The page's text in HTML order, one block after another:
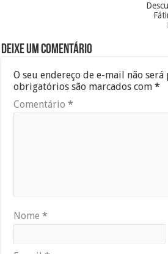
Deixe um comentário
O seu endereço de e-mail não
obrigatórios são marcados com*
Comentário*
Nome*